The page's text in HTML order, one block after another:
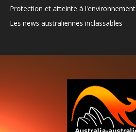
Protection et atteinte à l'environnement
Les news australiennes inclassables